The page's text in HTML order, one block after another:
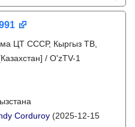
ЦТ СССР, Кыргыз ТВ,
/ O'zTV-1
Corduroy (2025-12-15